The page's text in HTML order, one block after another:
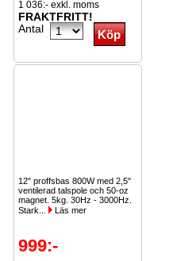
1 036:- exkl. moms
FRAKTFRITT!
Antal
12" proffsbas 800W med 2,5"
ventilerad talspole och 50-oz
magnet. 5kg. 30Hz - 3000Hz.
Stark...
Läs mer
999:-